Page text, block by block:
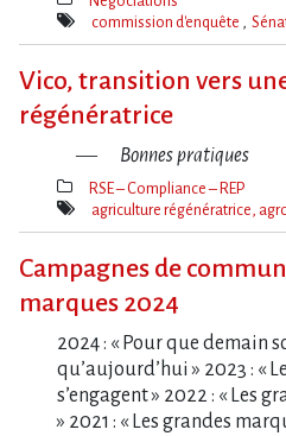
Thèmes(s)
Mot(s)-
commission d'enquête
Vico, transition vers
régénératrice
Bonnes pratiques
Thèmes(s)
RSE – Compliance – REP
Mot(s)-
agriculture régénératrice,
Campagnes de
marques 2024
2024 : « Pour que demain
qu’aujourd’hui » 2023 : «
s’engagent » 2022 : « Les
» 2021 : « Les grandes